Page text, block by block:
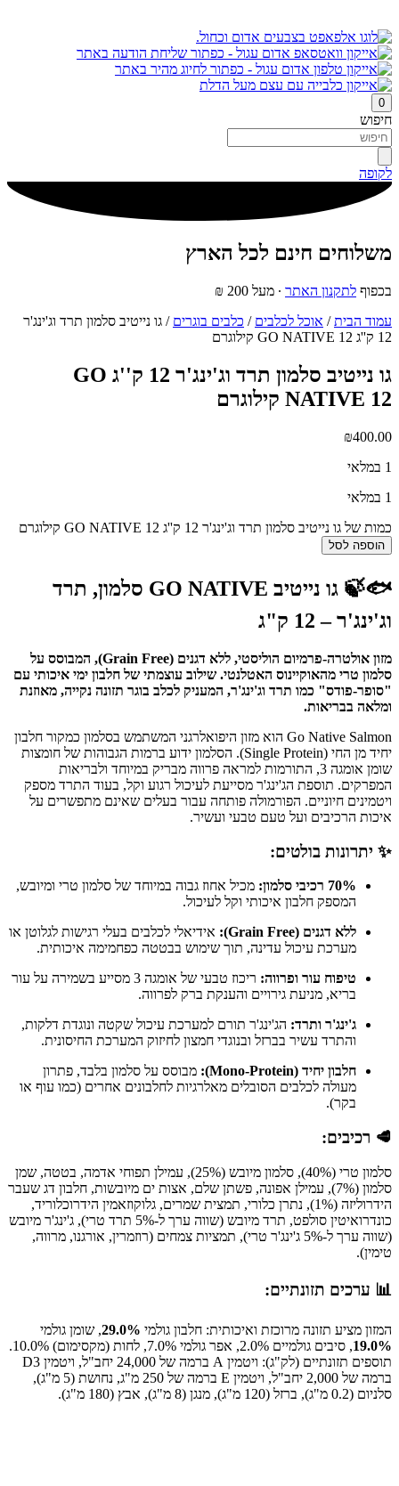
0
חיפוש
לקופה
משלוחים חינם לכל הארץ
בכפוף לתקנון האתר ∙ מעל 200 ₪
עמוד הבית/ אוכל לכלבים / כלבים בוגרים / גו נייטיב סלמון תרד וג'ינג'ר
12 ק''ג GO NATIVE 12 קילוגרם
גו נייטיב סלמון תרד וג'ינג'ר 12 ק''ג GO
NATIVE 12 קילוגרם
₪400.00
1 במלאי
1 במלאי
כמות של גו נייטיב סלמון תרד וג'ינג'ר 12 ק''ג GO NATIVE 12 קילוגרם
הוספה לסל
🐟🍃 גו נייטיב GO NATIVE סלמון, תרד
וג'ינג'ר – 12 ק"ג
מזון אולטרה-פרמיום הוליסטי, ללא דגנים (Grain Free), המבוסס על
סלמון טרי מהאוקיינוס האטלנטי. שילוב עוצמתי של חלבון ימי איכותי עם
"סופר-פודס" כמו תרד וג'ינג'ר, המעניק לכלב בוגר תזונה נקייה, מאוזנת
ומלאה בבריאות.
Go Native Salmon הוא מזון היפואלרגני המשתמש בסלמון כמקור חלבון
יחיד מן החי (Single Protein). הסלמון ידוע ברמות הגבוהות של חומצות
שומן אומגה 3, התורמות למראה פרווה מבריק במיוחד ולבריאות
המפרקים. תוספת הג'ינג'ר מסייעת לעיכול רגוע וקל, בעוד התרד מספק
ויטמינים חיוניים. הפורמולה פותחה עבור בעלים שאינם מתפשרים על
איכות הרכיבים ועל טעם טבעי ועשיר.
✨ יתרונות בולטים:
70% רכיבי סלמון:
מכיל אחוז גבוה במיוחד של סלמון טרי ומיובש,
המספק חלבון איכותי וקל לעיכול.
ללא דגנים (Grain Free):
אידיאלי לכלבים בעלי רגישות לגלוטן או
מערכת עיכול עדינה, תוך שימוש בבטטה כפחמימה איכותית.
טיפוח עור ופרווה:
ריכוז טבעי של אומגה 3 מסייע בשמירה על עור
בריא, מניעת גירויים והענקת ברק לפרווה.
ג'ינג'ר ותרד: הג'ינג'ר תורם למערכת עיכול שקטה ונוגדת דלקות,
והתרד עשיר בברזל ובנוגדי חמצון לחיזוק המערכת החיסונית.
חלבון יחיד (Mono-Protein):
מבוסס על סלמון בלבד, פתרון
מעולה לכלבים הסובלים מאלרגיות לחלבונים אחרים (כמו עוף או
בקר).
🥩 רכיבים:
סלמון טרי (40%), סלמון מיובש (25%), עמילן תפוחי אדמה, בטטה, שמן
סלמון (7%), עמילן אפונה, פשתן שלם, אצות ים מיובשות, חלבון דג שעבר
הידרוליזה (1%), נתרן כלורי, תמצית שמרים, גלוקוזאמין הידרוכלוריד,
כונדרואיטין סולפט, תרד מיובש (שווה ערך ל-5% תרד טרי), ג'ינג'ר מיובש
(שווה ערך ל-5% ג'ינג'ר טרי), תמציות צמחים (רוזמרין, אורגנו, מרווה,
טימין).
📊 ערכים תזונתיים:
המזון מציע תזונה מרוכזת ואיכותית: חלבון גולמי 29.0%, שומן גולמי
19.0%
, סיבים גולמיים 2.0%, אפר גולמי 7.0%, לחות (מקסימום) 10.0%.
תוספים תזונתיים (לק"ג): ויטמין A ברמה של 24,000 יחב"ל, ויטמין D3
ברמה של 2,000 יחב"ל, ויטמין E ברמה של 250 מ"ג, נחושת (5 מ"ג),
סלניום (0.2 מ"ג), ברזל (120 מ"ג), מנגן (8 מ"ג), אבץ (180 מ"ג).